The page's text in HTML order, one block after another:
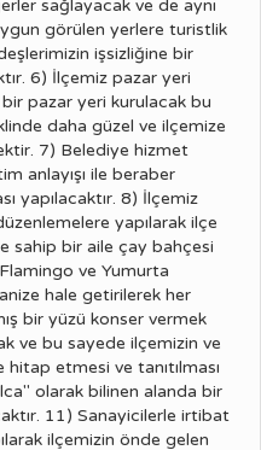
sağlayacak ve de aynı
görülen yerlere turistlik
işsizliğine bir
6) İlçemiz pazar yeri
bir pazar yeri kurulacak bu
daha güzel ve ilçemize
7) Belediye hizmet
anlayışı ile beraber
yapılacaktır. 8) İlçemiz
yapılarak ilçe
sahip bir aile çay bahçesi
ve Yumurta
hale getirilerek her
bir yüzü konser vermek
ve bu sayede ilçemizin ve
etmesi ve tanıtılması
olarak bilinen alanda bir
11) Sanayicilerle irtibat
ilçemizin önde gelen